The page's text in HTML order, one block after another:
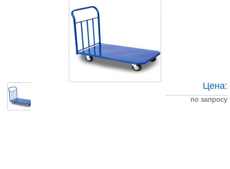
Цена:
по запросу